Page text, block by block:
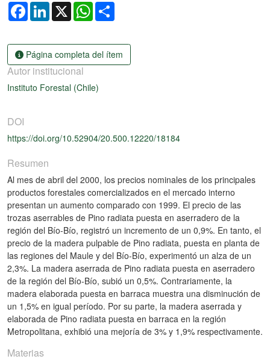
FacebookLinkedIn
X WhatsApp
Página completa del ítem
Autor institucional
Instituto Forestal (Chile)
DOI
https://doi.org/10.52904/20.500.12220/18184
Resumen
Al mes de abril del 2000, los precios nominales de los principales
productos forestales comercializados en el mercado interno
presentan un aumento comparado con 1999. El precio de las
trozas aserrables de Pino radiata puesta en aserradero de la
región del Bío-Bío, registró un incremento de un 0,9%. En tanto, el
precio de la madera pulpable de Pino radiata, puesta en planta de
las regiones del Maule y del Bío-Bío, experimentó un alza de un
2,3%. La madera aserrada de Pino radiata puesta en aserradero
de la región del Bío-Bío, subió un 0,5%. Contrariamente, la
madera elaborada puesta en barraca muestra una disminución de
un 1,5% en igual período. Por su parte, la madera aserrada y
elaborada de Pino radiata puesta en barraca en la región
Metropolitana, exhibió una mejoría de 3% y 1,9% respectivamente.
Materias